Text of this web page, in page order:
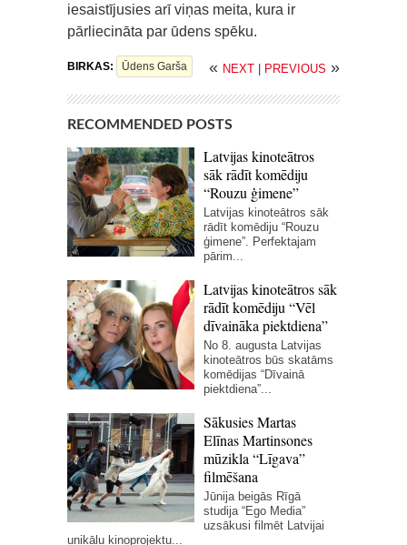
iesaistījusies arī viņas meita, kura ir
pārliecināta par ūdens spēku.
BIRKAS: Ūdens Garša « NEXT | PREVIOUS »
RECOMMENDED POSTS
Latvijas kinoteātros
sāk rādīt komēdiju
“Rouzu ģimene”
Latvijas kinoteātros sāk
rādīt komēdiju “Rouzu
ģimene”. Perfektajam
pārim...
Latvijas kinoteātros sāk
rādīt komēdiju “Vēl
dīvaināka piektdiena”
No 8. augusta Latvijas
kinoteātros būs skatāms
komēdijas “Dīvainā
piektdiena”...
Sākusies Martas
Elīnas Martinsones
mūzikla “Līgava”
filmēšana
Jūnija beigās Rīgā
studija “Ego Media”
uzsākusi filmēt Latvijai
unikālu kinoprojektu...